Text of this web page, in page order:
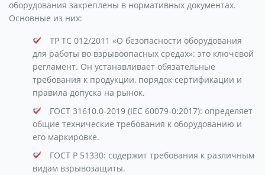
оборудования закреплены в нормативных документах.
Основные из них:
ТР ТС 012/2011 «О безопасности оборудования
для работы во взрывоопасных средах»: это ключевой
регламент. Он устанавливает обязательные
требования к продукции, порядок сертификации и
правила допуска на рынок.
ГОСТ 31610.0-2019 (IEC 60079-0:2017): определяет
общие технические требования к оборудованию и
его маркировке.
ГОСТ Р 51330: содержит требования к различным
видам взрывозащиты.